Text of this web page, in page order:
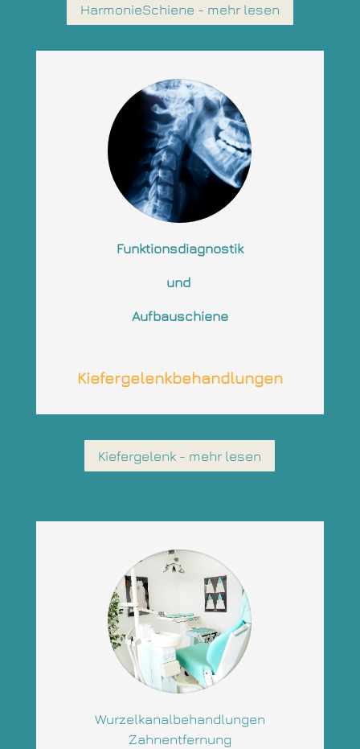
HarmonieSchiene - mehr lesen
Funktionsdiagnostik
und
Aufbauschiene
Kiefergelenkbehandlungen
Kiefergelenk - mehr lesen
Wurzelkanalbehandlungen
Zahnentfernung